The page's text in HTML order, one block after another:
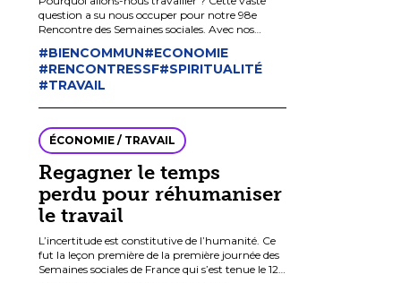
question a su nous occuper pour notre 98e
Rencontre des Semaines sociales. Avec nos
semainières et semainiers, nous avons […]
#BIENCOMMUN#ECONOMIE
#RENCONTRESSF#SPIRITUALITÉ
#TRAVAIL
ÉCONOMIE / TRAVAIL
Regagner le temps
perdu pour réhumaniser
le travail
L’incertitude est constitutive de l’humanité. Ce
fut la leçon première de la première journée des
Semaines sociales de France qui s’est tenue le 12